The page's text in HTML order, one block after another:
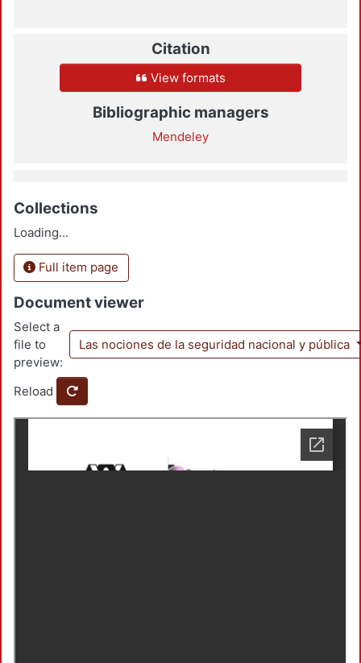
Citation
View formats
Bibliographic managers
Mendeley
Collections
Loading...
Full item page
Document viewer
Select a
file to
preview:
Las nociones de la seguridad nacional y pública
Reload